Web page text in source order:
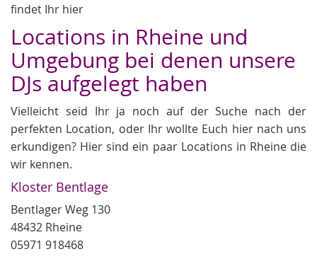
findet Ihr hier
Locations in Rheine und
Umgebung bei denen unsere
DJs aufgelegt haben
Vielleicht seid Ihr ja noch auf der Suche nach der
perfekten Location, oder Ihr wollte Euch hier nach uns
erkundigen? Hier sind ein paar Locations in Rheine die
wir kennen.
Kloster Bentlage
Bentlager Weg 130
48432 Rheine
05971 918468